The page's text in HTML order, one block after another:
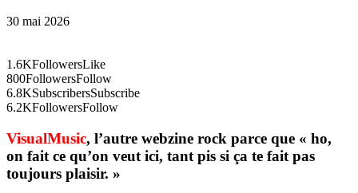
30 mai 2026
1.6KFollowersLike
800FollowersFollow
6.8KSubscribersSubscribe
6.2KFollowersFollow
VisualMusic, l’autre webzine rock parce que « ho,
on fait ce qu’on veut ici, tant pis si ça te fait pas
toujours plaisir. »